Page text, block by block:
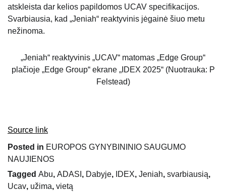
atskleista dar kelios papildomos UCAV specifikacijos.
Svarbiausia, kad „Jeniah“ reaktyvinis jėgainė šiuo metu
nežinoma.
„Jeniah“ reaktyvinis „UCAV“ matomas „Edge Group“
plačioje „Edge Group“ ekrane „IDEX 2025“ (Nuotrauka: P
Felstead)
Source link
Posted in EUROPOS GYNYBININIO SAUGUMO
NAUJIENOS
Tagged Abu, ADASI , Dabyje, IDEX, Jeniah, svarbiausią,
Ucav, užima, vietą